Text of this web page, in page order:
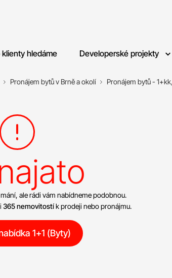
klienty hledáme Developerské projekty
Pronájem bytů v Brně a okolí Pronájem bytů -
ale rádi vám nabídneme podobnou.
365 nemovitostík prodeji nebo pronájmu.
1+1 (Byty)